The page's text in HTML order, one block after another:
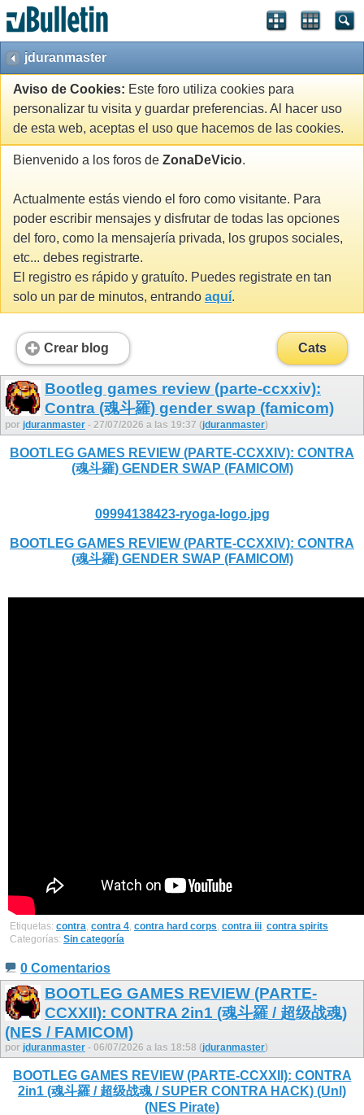
jduranmaster
Aviso de Cookies: Este foro utiliza cookies para
personalizar tu visita y guardar preferencias. Al hacer uso
de esta web, aceptas el uso que hacemos de las cookies.
Bienvenido a los foros de ZonaDeVicio.
Actualmente estás viendo el foro como visitante. Para
poder escribir mensajes y disfrutar de todas las opciones
del foro, como la mensajería privada, los grupos sociales,
etc... debes registrarte.
El registro es rápido y gratuíto. Puedes registrate en tan
solo un par de minutos, entrando aquí.
Crear blog Cats
Bootleg games review (parte-ccxxiv):
Contra (魂斗羅) gender swap (famicom)
por jduranmaster - 27/07/2026 a las 19:37 (jduranmaster)
BOOTLEG GAMES REVIEW (PARTE-CCXXIV): CONTRA
(魂斗羅) GENDER SWAP (FAMICOM)
09994138423-ryoga-logo.jpg
BOOTLEG GAMES REVIEW (PARTE-CCXXIV): CONTRA
(魂斗羅) GENDER SWAP (FAMICOM)
Etiquetas: contra, contra 4, contra hard corps, contra iii, contra spirits
Categorías: Sin categoría
0 Comentarios
BOOTLEG GAMES REVIEW (PARTE-
CCXXII): CONTRA 2in1 (魂斗羅 / 超级战魂)
(NES / FAMICOM)
por jduranmaster - 06/07/2026 a las 18:58 (jduranmaster)
BOOTLEG GAMES REVIEW (PARTE-CCXXII): CONTRA
2in1 (魂斗羅 / 超级战魂 / SUPER CONTRA HACK) (Unl)
(NES Pirate)